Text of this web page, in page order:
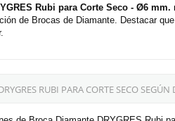
Rubi para Corte Seco - Ø6
de Brocas de Diamante. Destacar
RUBI PARA CORTE SECO SEGÚN